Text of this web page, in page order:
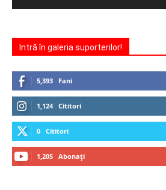
Intră în galeria suporterilor!
5,393 Fani
1,124 Cititori
0 Cititori
1,205 Abonați